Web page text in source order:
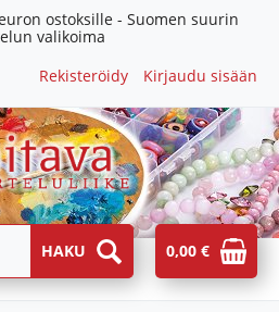
ostoksille - Suomen suurin
valikoima
Rekisteröidy
Kirjaudu sisään
0,00 €